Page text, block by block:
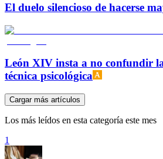
El duelo silencioso de hacerse
León XIV insta a no confundir
técnica psicológica
Cargar más artículos
Los más leídos en esta categoría este mes
1